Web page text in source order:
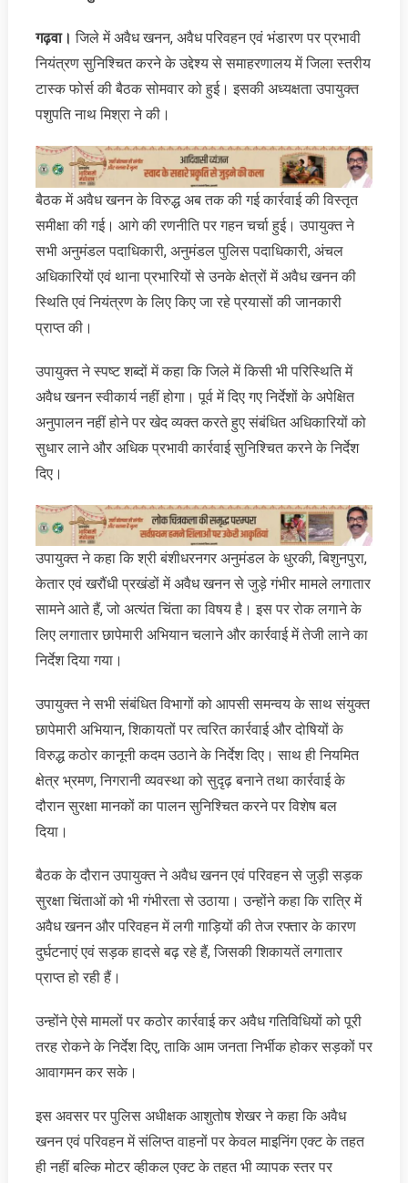
गढ़वा। जिले में अवैध खनन, अवैध परिवहन एवं भंडारण पर प्रभावी
नियंत्रण सुनिश्चित करने के उद्देश्य से समाहरणालय में जिला स्तरीय
टास्क फोर्स की बैठक सोमवार को हुई। इसकी अध्यक्षता उपायुक्त
पशुपति नाथ मिश्रा ने की।
बैठक में अवैध खनन के विरुद्ध अब तक की गई कार्रवाई की विस्तृत
समीक्षा की गई। आगे की रणनीति पर गहन चर्चा हुई। उपायुक्त ने
सभी अनुमंडल पदाधिकारी, अनुमंडल पुलिस पदाधिकारी, अंचल
अधिकारियों एवं थाना प्रभारियों से उनके क्षेत्रों में अवैध खनन की
स्थिति एवं नियंत्रण के लिए किए जा रहे प्रयासों की जानकारी
प्राप्त की।
उपायुक्त ने स्पष्ट शब्दों में कहा कि जिले में किसी भी परिस्थिति में
अवैध खनन स्वीकार्य नहीं होगा। पूर्व में दिए गए निर्देशों के अपेक्षित
अनुपालन नहीं होने पर खेद व्यक्त करते हुए संबंधित अधिकारियों को
सुधार लाने और अधिक प्रभावी कार्रवाई सुनिश्चित करने के निर्देश
दिए।
उपायुक्त ने कहा कि श्री बंशीधरनगर अनुमंडल के धुरकी, बिशुनपुरा,
केतार एवं खरौंधी प्रखंडों में अवैध खनन से जुड़े गंभीर मामले लगातार
सामने आते हैं, जो अत्यंत चिंता का विषय है। इस पर रोक लगाने के
लिए लगातार छापेमारी अभियान चलाने और कार्रवाई में तेजी लाने का
निर्देश दिया गया।
उपायुक्त ने सभी संबंधित विभागों को आपसी समन्वय के साथ संयुक्त
छापेमारी अभियान, शिकायतों पर त्वरित कार्रवाई और दोषियों के
विरुद्ध कठोर कानूनी कदम उठाने के निर्देश दिए। साथ ही नियमित
क्षेत्र भ्रमण, निगरानी व्यवस्था को सुदृढ़ बनाने तथा कार्रवाई के
दौरान सुरक्षा मानकों का पालन सुनिश्चित करने पर विशेष बल
दिया।
बैठक के दौरान उपायुक्त ने अवैध खनन एवं परिवहन से जुड़ी सड़क
सुरक्षा चिंताओं को भी गंभीरता से उठाया। उन्होंने कहा कि रात्रि में
अवैध खनन और परिवहन में लगी गाड़ियों की तेज रफ्तार के कारण
दुर्घटनाएं एवं सड़क हादसे बढ़ रहे हैं, जिसकी शिकायतें लगातार
प्राप्त हो रही हैं।
उन्होंने ऐसे मामलों पर कठोर कार्रवाई कर अवैध गतिविधियों को पूरी
तरह रोकने के निर्देश दिए, ताकि आम जनता निर्भीक होकर सड़कों पर
आवागमन कर सके।
इस अवसर पर पुलिस अधीक्षक आशुतोष शेखर ने कहा कि अवैध
खनन एवं परिवहन में संलिप्त वाहनों पर केवल माइनिंग एक्ट के तहत
ही नहीं बल्कि मोटर व्हीकल एक्ट के तहत भी व्यापक स्तर पर